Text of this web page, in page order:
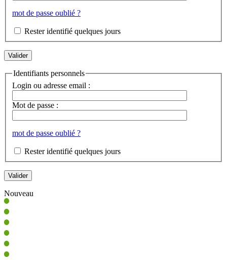
mot de passe oublié ?
Rester identifié quelques jours
Identifiants personnels
Login ou adresse email :
Mot de passe :
mot de passe oublié ?
Rester identifié quelques jours
Nouveau